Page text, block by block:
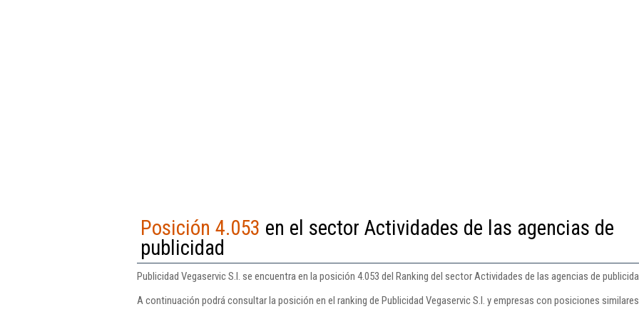
Posición 4.053 en el sector Actividades de las agencias de
publicidad
Publicidad Vegaservic S.l. se encuentra en la posición 4.053 del Ranking del sector Actividades de las agencias de
A continuación podrá consultar la posición en el ranking de Publicidad Vegaservic S.l. y empresas con posiciones